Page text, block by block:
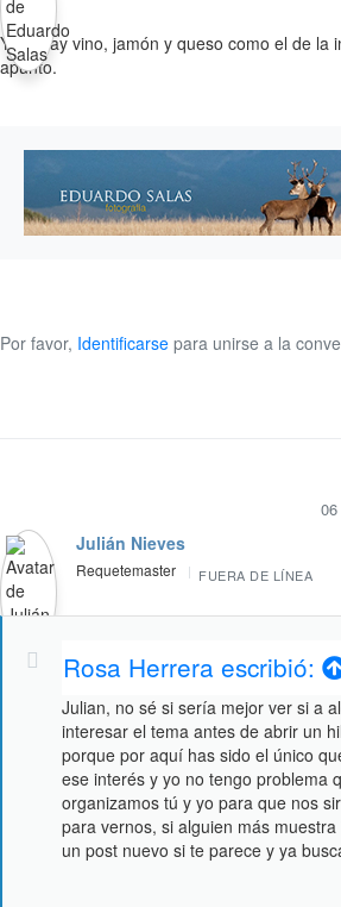
Yo si hay vino, jamón y queso como el de la
apunto.
Por favor, Identificarse para unirse a la
Julián Nieves
Requetemaster FUERA DE LÍNEA
Rosa Herrera escribió:
Julian, no sé si sería mejor ver si a
interesar el tema antes de abrir un
porque por aquí has sido el único
ese interés y yo no tengo problema
organizamos tú y yo para que nos
para vernos, si alguien más
un post nuevo si te parece y ya